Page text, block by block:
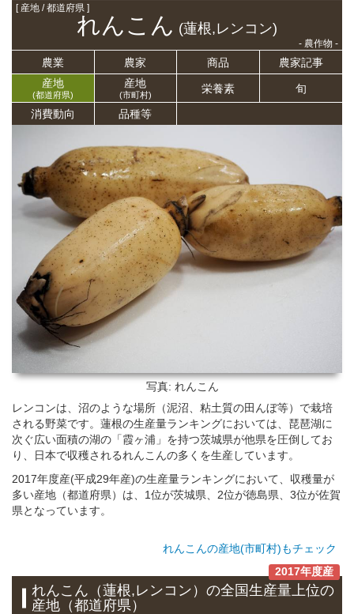
[ 産地 / 都道府県 ]
れんこん (蓮根,レンコン)
- 農作物 -
農業 農家 商品
農家記事
産地
(都道府県)
産地
(市町村) 栄養素 旬
消費動向 品種等
写真: れんこん
レンコンは、沼のような場所（泥沼、粘土質の田んぼ等）で栽培
される野菜です。蓮根の生産量ランキングにおいては、琵琶湖に
次ぐ広い面積の湖の「霞ヶ浦」を持つ茨城県が他県を圧倒してお
り、日本で収穫されるれんこんの多くを生産しています。
2017年度産(平成29年産)の生産量ランキングにおいて、収穫量が
多い産地（都道府県）は、1位が茨城県、2位が徳島県、3位が佐賀
県となっています。
れんこんの産地(市町村)もチェック
2017年度産
れんこん（蓮根,レンコン）の全国生産量上位の
産地 （都道府県）